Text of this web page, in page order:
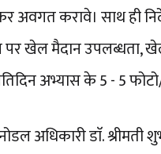
करावे। साथ ही
खेल मैदान उपलब्धता, खेल
अभ्यास के 5 - 5
अधिकारी डाॅ.